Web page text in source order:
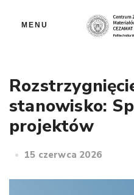
MENU
stanowisko:
projektów
15 czerwca 2026